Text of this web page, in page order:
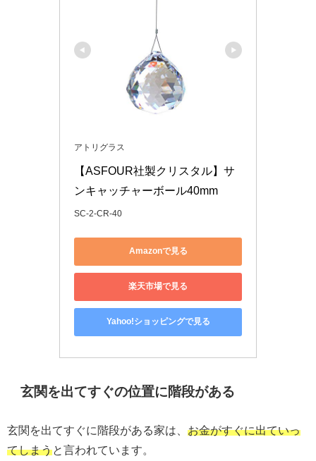
アトリグラス
【ASFOUR社製クリスタル】サ
ンキャッチャーボール40mm
SC-2-CR-40
Amazonで見る
楽天市場で見る
Yahoo!ショッピングで見る
玄関を出てすぐの位置に階段がある
玄関を出てすぐに階段がある家は、 お金がすぐに出ていっ
てしまうと言われています。